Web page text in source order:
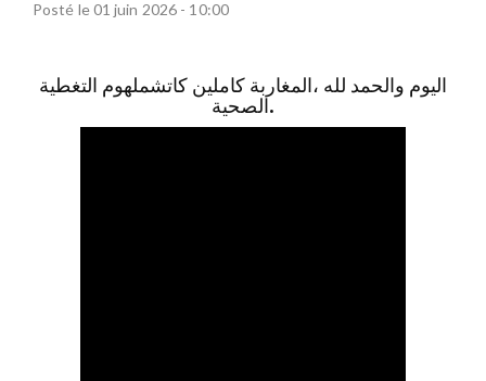
Posté le 01 juin 2026 - 10:00
اليوم والحمد لله ،المغاربة كاملين كاتشملهوم التغطية
الصحية.